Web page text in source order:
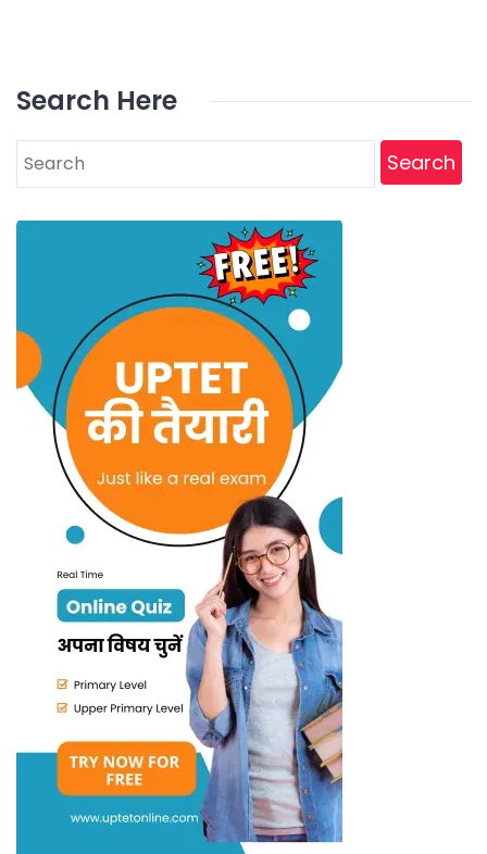
Search Here
Search
for: